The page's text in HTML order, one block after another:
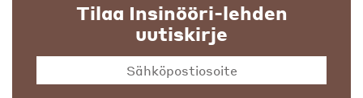
Tilaa Insinööri-lehden
uutiskirje